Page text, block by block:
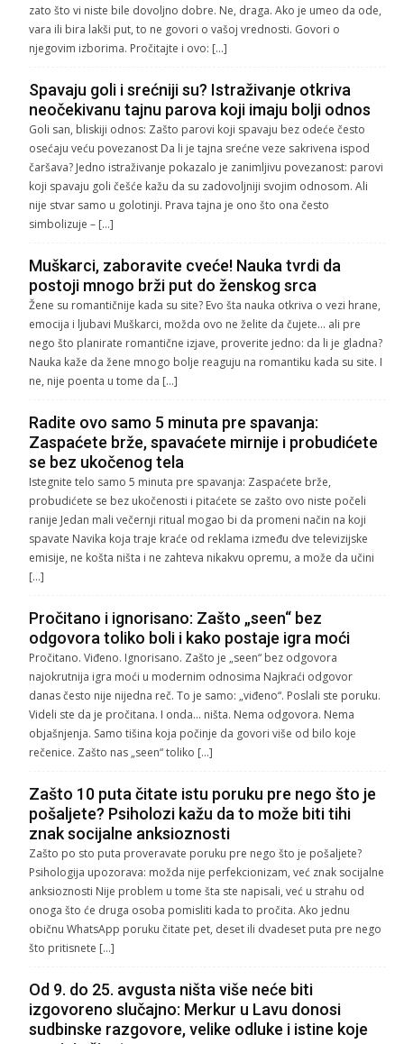
zato što vi niste bile dovoljno dobre. Ne, draga. Ako je umeo da ode,
vara ili bira lakši put, to ne govori o vašoj vrednosti. Govori o
njegovim izborima. Pročitajte i ovo: […]
Spavaju goli i srećniji su? Istraživanje otkriva
neočekivanu tajnu parova koji imaju bolji odnos
Goli san, bliskiji odnos: Zašto parovi koji spavaju bez odeće često
osećaju veću povezanost Da li je tajna srećne veze sakrivena ispod
čaršava? Jedno istraživanje pokazalo je zanimljivu povezanost: parovi
koji spavaju goli češće kažu da su zadovoljniji svojim odnosom. Ali
nije stvar samo u golotinji. Prava tajna je ono što ona često
simbolizuje – […]
Muškarci, zaboravite cveće! Nauka tvrdi da
postoji mnogo brži put do ženskog srca
Žene su romantičnije kada su site? Evo šta nauka otkriva o vezi hrane,
emocija i ljubavi Muškarci, možda ovo ne želite da čujete… ali pre
nego što planirate romantične izjave, proverite jedno: da li je gladna?
Nauka kaže da žene mnogo bolje reaguju na romantiku kada su site. I
ne, nije poenta u tome da […]
Radite ovo samo 5 minuta pre spavanja:
Zaspaćete brže, spavaćete mirnije i probudićete
se bez ukočenog tela
Istegnite telo samo 5 minuta pre spavanja: Zaspaćete brže,
probudićete se bez ukočenosti i pitaćete se zašto ovo niste počeli
ranije Jedan mali večernji ritual mogao bi da promeni način na koji
spavate Navika koja traje kraće od reklama između dve televizijske
emisije, ne košta ništa i ne zahteva nikakvu opremu, a može da učini
[…]
Pročitano i ignorisano: Zašto „seen“ bez
odgovora toliko boli i kako postaje igra moći
Pročitano. Viđeno. Ignorisano. Zašto je „seen“ bez odgovora
najokrutnija igra moći u modernim odnosima Najkraći odgovor
danas često nije nijedna reč. To je samo: „viđeno“. Poslali ste poruku.
Videli ste da je pročitana. I onda… ništa. Nema odgovora. Nema
objašnjenja. Samo tišina koja počinje da govori više od bilo koje
rečenice. Zašto nas „seen“ toliko […]
Zašto 10 puta čitate istu poruku pre nego što je
pošaljete? Psiholozi kažu da to može biti tihi
znak socijalne anksioznosti
Zašto po sto puta proveravate poruku pre nego što je pošaljete?
Psihologija upozorava: možda nije perfekcionizam, već znak socijalne
anksioznosti Nije problem u tome šta ste napisali, već u strahu od
onoga što će druga osoba pomisliti kada to pročita. Ako jednu
običnu WhatsApp poruku čitate pet, deset ili dvadeset puta pre nego
što pritisnete […]
Od 9. do 25. avgusta ništa više neće biti
izgovoreno slučajno: Merkur u Lavu donosi
sudbinske razgovore, velike odluke i istine koje